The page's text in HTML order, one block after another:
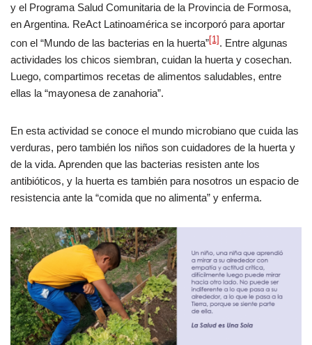
y el Programa Salud Comunitaria de la Provincia de Formosa,
en Argentina. ReAct Latinoamérica se incorporó para aportar
con el “Mundo de las bacterias en la huerta”[1] . Entre algunas
actividades los chicos siembran, cuidan la huerta y cosechan.
Luego, compartimos recetas de alimentos saludables, entre
ellas la “mayonesa de zanahoria”.
En esta actividad se conoce el mundo microbiano que cuida las
verduras, pero también los niños son cuidadores de la huerta y
de la vida. Aprenden que las bacterias resisten ante los
antibióticos, y la huerta es también para nosotros un espacio de
resistencia ante la “comida que no alimenta” y enferma.